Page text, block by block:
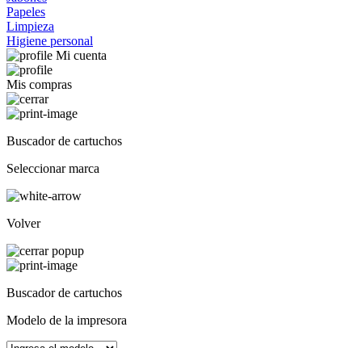
Papeles
Limpieza
Higiene personal
Mi cuenta
Mis compras
Buscador de cartuchos
Seleccionar marca
Volver
Buscador de cartuchos
Modelo de la impresora